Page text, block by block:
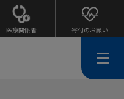
医療関係者 寄付のお願い